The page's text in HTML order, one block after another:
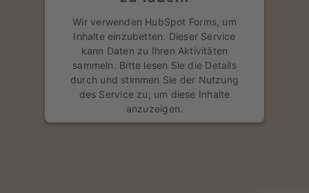
Wir verwenden HubSpot Forms, um
Inhalte einzubetten. Dieser Service
kann Daten zu Ihren Aktivitäten
sammeln. Bitte lesen Sie die Details
durch und stimmen Sie der Nutzung
des Service zu, um diese Inhalte
anzuzeigen.